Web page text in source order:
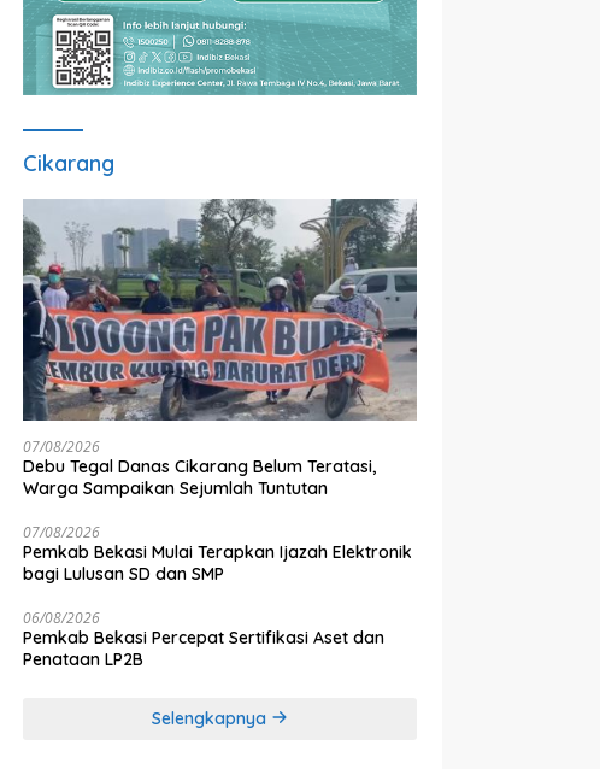
Cikarang
07/08/2026
Debu Tegal Danas Cikarang Belum Teratasi,
Warga Sampaikan Sejumlah Tuntutan
07/08/2026
Pemkab Bekasi Mulai Terapkan Ijazah Elektronik
bagi Lulusan SD dan SMP
06/08/2026
Pemkab Bekasi Percepat Sertifikasi Aset dan
Penataan LP2B
Selengkapnya